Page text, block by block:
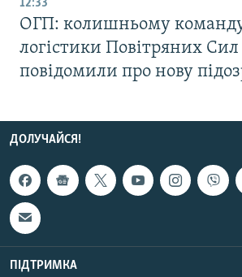
12:33
ОГП: колишньому
логістики Повітряних
повідомили про нову
ДОЛУЧАЙСЯ!
ПІДТРИМКА